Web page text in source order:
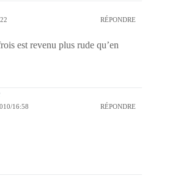
RÉPONDRE
est revenu plus rude qu’en
16:58 RÉPONDRE